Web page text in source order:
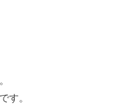
す。